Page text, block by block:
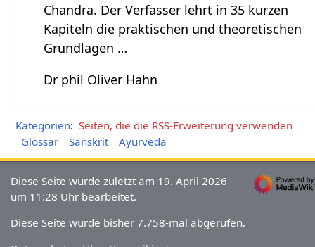
Chandra. Der Verfasser lehrt in 35 kurzen
Kapiteln die praktischen und theoretischen
Grundlagen …
Dr phil Oliver Hahn
Kategorien: Seiten, die die RSS-Erweiterung verwenden
Glossar
Sanskrit Ayurveda
Diese Seite wurde zuletzt am 19. April 2026
um 11:28 Uhr bearbeitet.
Diese Seite wurde bisher 7.758-mal abgerufen.